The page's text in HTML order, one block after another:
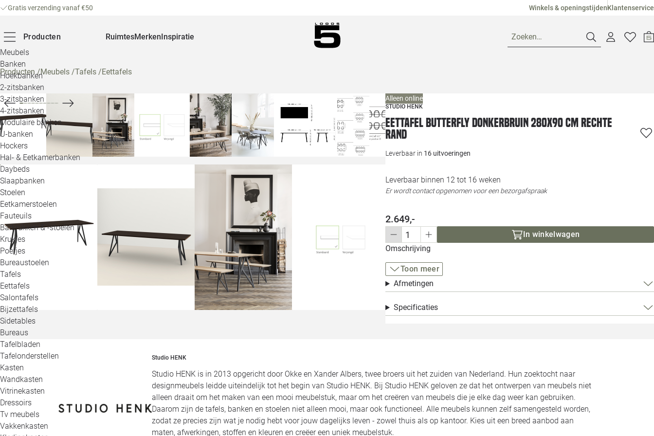
Gratis verzending vanaf €50 Winkels & openingstijdenKlantenservice
Producten
Meubels
Banken
Hoekbanken
2-zitsbanken
3-zitsbanken
4-zitsbanken
Modulaire banken
U-banken
Hockers
Hal- & Eetkamerbanken
Daybeds
Slaapbanken
Stoelen
Eetkamerstoelen
Fauteuils
Barkrukken & -stoelen
Krukjes
Poefjes
Bureaustoelen
Tafels
Eettafels
Salontafels
Bijzettafels
Sidetables
Bureaus
Tafelbladen
Tafelonderstellen
Kasten
Wandkasten
Vitrinekasten
Dressoirs
Tv meubels
Vakkenkasten
RuimtesMerkenInspiratie Zoeken…
Veelgestelde vragen
Loods 5
Loods 5
Alle
Producten/Meubels /Tafels /Eettafels
Alleen online
STUDIO HENK
Eettafel Butterfly donkerbruin 280x90 cm rechte
rand
Leverbaar in 16 uitvoeringen
Leverbaar binnen 12 tot 16 weken
Er wordt contact opgenomen voor een bezorgafspraak
2.649,-
In winkelwagen
Omschrijving
Toon meer
Afmetingen
Specificaties
Studio HENK
Studio HENK is in 2013 opgericht door Okke en Xander Albers, twee broers uit het zuiden van Nederland. Hun zoektocht naar
designmeubels leidde uiteindelijk tot het begin van Studio HENK. Bij Studio HENK geloven ze dat het ontwerpen van meubels niet
alleen draait om het maken van een mooi meubelstuk, maar om het creëren van meubels die je elke dag weer kan gebruiken.
Daarom zijn de tafels, banken en stoelen niet alleen mooi, maar ook functioneel. Alle meubels kunnen zelf samengesteld worden,
zodat ze precies zijn wat je nodig hebt voor jouw dagelijks leven - zowel thuis als op kantoor. Kies uit een breed aanbod aan
maten, afwerkingen, stoffen en kleuren en creëer een uniek meubelstuk.